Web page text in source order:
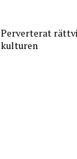
Perverterat
kulturen